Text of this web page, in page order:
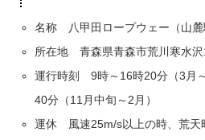
名称 八甲田ロープウェー（山麓
所在地 青森県青森市荒川寒水沢
運行時刻 9時～16時20分（3月
40分（11月中旬～2月）
運休 風速25m/s以上の時、荒天